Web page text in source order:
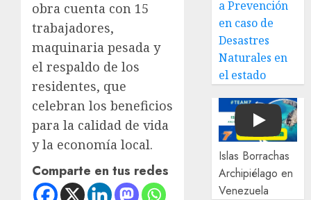
obra cuenta con 15
trabajadores,
maquinaria pesada y
el respaldo de los
residentes, que
celebran los beneficios
para la calidad de vida
y la economía local.
Comparte en tus redes
a Prevención
en caso de
Desastres
Naturales en
el estado
Play
Islas Borrachas
Archipiélago en
Venezuela